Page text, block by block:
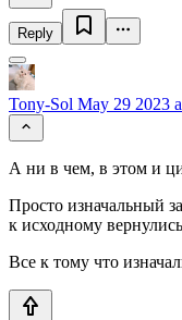
Reply
Tony-Sol May 29 2023
А ни в чем, в этом и
Просто изначальный
к исходному
Все к тому что